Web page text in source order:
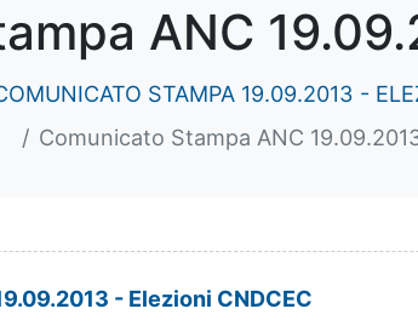
ANC
STAMPA 19.09.2013 -
Comunicato Stampa ANC
- Elezioni CNDCEC